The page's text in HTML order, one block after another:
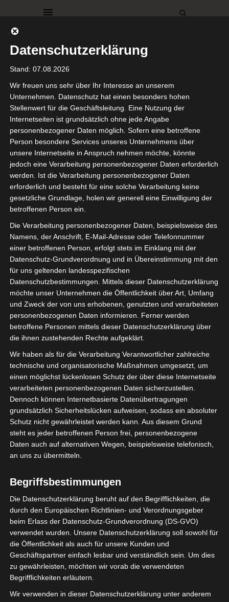
Diesen Beitrag teilen auf:
Facebook ist deaktiviert. ✓ Erlauben
Datenschutzbedingungen
Reddit
Telegram
Gefällt mir:
ÜBER MICH
Herzliche Willkommen! Ich bin Natascha,
Gründerin von Röda Hus, einem Home &
Lifestyle-Blog, den ich 2015 ins Leben
Datenschutzerklärung
Stand: 07.08.2026
Wir freuen uns sehr über Ihr Interesse an unserem
Unternehmen. Datenschutz hat einen besonders hohen
Stellenwert für die Geschäftsleitung. Eine Nutzung der
Internetseiten ist grundsätzlich ohne jede Angabe
personenbezogener Daten möglich. Sofern eine betroffene
Person besondere Services unseres Unternehmens über
unsere Internetseite in Anspruch nehmen möchte, könnte
jedoch eine Verarbeitung personenbezogener Daten erforderlich
werden. Ist die Verarbeitung personenbezogener Daten
erforderlich und besteht für eine solche Verarbeitung keine
gesetzliche Grundlage, holen wir generell eine Einwilligung der
betroffenen Person ein.
Die Verarbeitung personenbezogener Daten, beispielsweise des
Namens, der Anschrift, E-Mail-Adresse oder Telefonnummer
einer betroffenen Person, erfolgt stets im Einklang mit der
Datenschutz-Grundverordnung und in Übereinstimmung mit den
für uns geltenden landesspezifischen
Datenschutzbestimmungen. Mittels dieser Datenschutzerklärung
möchte unser Unternehmen die Öffentlichkeit über Art, Umfang
und Zweck der von uns erhobenen, genutzten und verarbeiteten
personenbezogenen Daten informieren. Ferner werden
betroffene Personen mittels dieser Datenschutzerklärung über
die ihnen zustehenden Rechte aufgeklärt.
Wir haben als für die Verarbeitung Verantwortlicher zahlreiche
technische und organisatorische Maßnahmen umgesetzt, um
einen möglichst lückenlosen Schutz der über diese Internetseite
verarbeiteten personenbezogenen Daten sicherzustellen.
Dennoch können Internetbasierte Datenübertragungen
grundsätzlich Sicherheitslücken aufweisen, sodass ein absoluter
Schutz nicht gewährleistet werden kann. Aus diesem Grund
steht es jeder betroffenen Person frei, personenbezogene
Daten auch auf alternativen Wegen, beispielsweise telefonisch,
an uns zu übermitteln.
Begriffsbestimmungen
Die Datenschutzerklärung beruht auf den Begrifflichkeiten, die
durch den Europäischen Richtlinien- und Verordnungsgeber
beim Erlass der Datenschutz-Grundverordnung (DS-GVO)
verwendet wurden. Unsere Datenschutzerklärung soll sowohl für
die Öffentlichkeit als auch für unsere Kunden und
Geschäftspartner einfach lesbar und verständlich sein. Um dies
zu gewährleisten, möchten wir vorab die verwendeten
Begrifflichkeiten erläutern.
Wir verwenden in dieser Datenschutzerklärung unter anderem